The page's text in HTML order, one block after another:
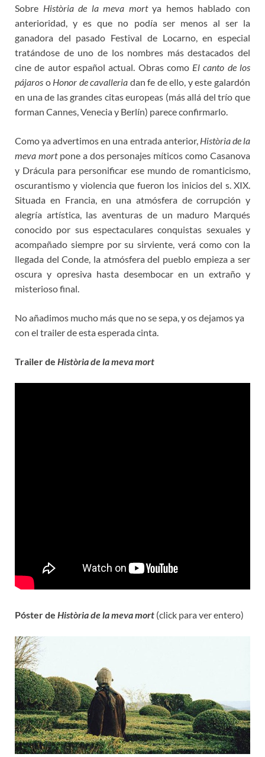
c
e
b
o
o
k
i
t
t
e
r
s
o
d
o
n
p
y
L
i
n
k
n
e
a
m
e
n
t
e
r
e
s
t
Sobre Història de la meva mortya hemos hablado con
anterioridad, y es que no podía ser menos al ser la
ganadora del pasado Festival de Locarno, en especial
tratándose de uno de los nombres más destacados del
cine de autor español actual. Obras como El canto de los
pájaros o Honor de cavalleria dan fe de ello, y este galardón
en una de las grandes citas europeas (más allá del trío que
forman Cannes, Venecia y Berlín) parece confirmarlo.
Como ya advertimos en una entrada anterior, Història de la
meva mortpone a dos personajes míticos como Casanova
y Drácula para personificar ese mundo de romanticismo,
oscurantismo y violencia que fueron los inicios del s. XIX.
Situada en Francia, en una atmósfera de corrupción y
alegría artística, las aventuras de un maduro Marqués
conocido por sus espectaculares conquistas sexuales y
acompañado siempre por su sirviente, verá como con la
llegada del Conde, la atmósfera del pueblo empieza a ser
oscura y opresiva hasta desembocar en un extraño y
misterioso final.
No añadimos mucho más que no se sepa, y os dejamos ya
con el trailer de esta esperada cinta.
Trailer de Història de la meva mort
Póster de Història de la meva mort (click para ver entero)